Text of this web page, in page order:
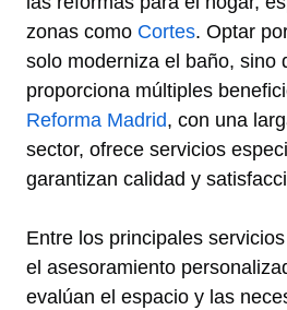
zonas como Cortes. Optar
solo moderniza el baño, sino
proporciona múltiples
Reforma Madrid, con una
sector, ofrece servicios
garantizan calidad y
Entre los principales
el asesoramiento
evalúan el espacio y las